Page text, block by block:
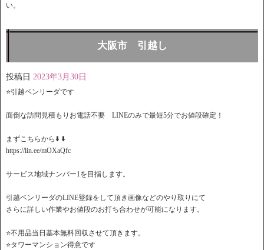
い。
大阪市 引越し
投稿日 2023年3月30日
⭐️引越ベンリーダです
面倒な訪問見積もりお電話不要 LINEのみで最短5分でお値段確定！
️まずこちらから⬇️ ⬇️
https://lin.ee/mOXaQfc
サービス地域ナンバー1を目指します。
引越ベンリーダのLINE登録をして頂き画像などのやり取りにて
さらに詳しい作業やお値段のお打ち合わせが可能になります。
⭐️不用品当日基本無料回収させて頂きます。
⭐️タワーマンション得意です